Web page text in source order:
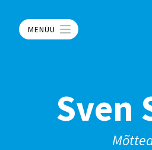
MENÜÜ
Sven